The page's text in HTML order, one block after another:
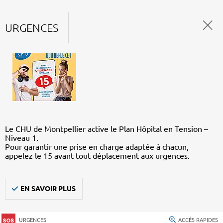
URGENCES
Le CHU de Montpellier active le Plan Hôpital en Tension –
Niveau 1.
Pour garantir une prise en charge adaptée à chacun,
appelez le 15 avant tout déplacement aux urgences.
EN SAVOIR PLUS
URGENCES ACCÈS RAPIDES